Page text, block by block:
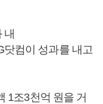
내
컴이 성과를 내고
1조3천억 원을 거